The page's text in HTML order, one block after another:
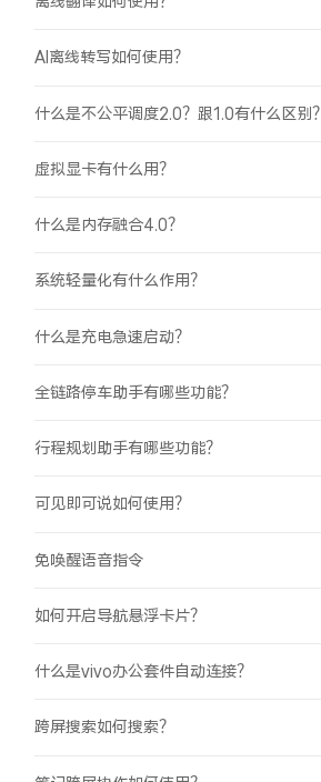
AI离线转写如何使用？
什么是不公平调度2.0？跟1.0有什么区别？
虚拟显卡有什么用？
什么是内存融合4.0？
系统轻量化有什么作用？
什么是充电急速启动？
全链路停车助手有哪些功能？
行程规划助手有哪些功能？
可见即可说如何使用？
免唤醒语音指令
如何开启导航悬浮卡片？
什么是vivo办公套件自动连接？
跨屏搜索如何搜索？